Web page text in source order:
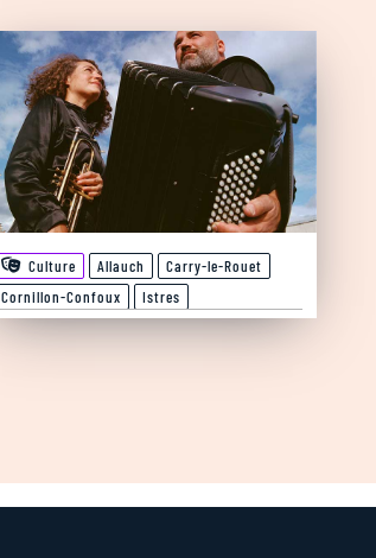
Culture Allauch
Carry-le-Rouet
Cornillon-Confoux
Istres